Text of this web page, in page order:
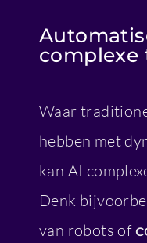
complexe
Waar
hebben met
kan AI
Denk
van robots of